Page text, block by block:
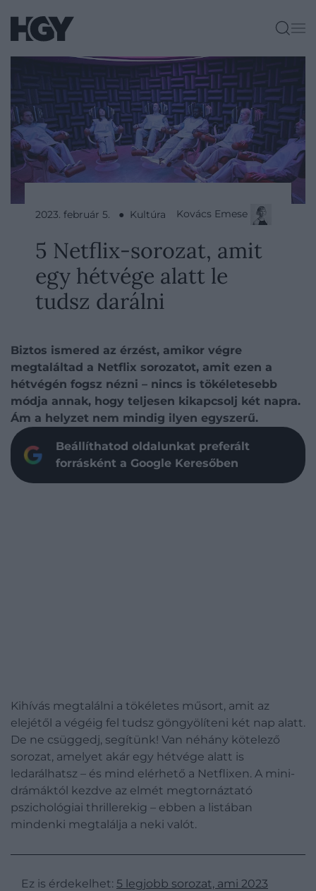
2023. február 5. ● Kultúra Kovács Emese
5 Netflix-sorozat, amit
egy hétvége alatt le
tudsz darálni
Biztos ismered az érzést, amikor végre
megtaláltad a Netflix sorozatot, amit ezen a
hétvégén fogsz nézni – nincs is tökéletesebb
módja annak, hogy teljesen kikapcsolj két napra.
Ám a helyzet nem mindig ilyen egyszerű.
Beállíthatod oldalunkat preferált
forrásként a Google Keresőben
Kihívás megtalálni a tökéletes műsort, amit az
elejétől a végéig fel tudsz göngyölíteni két nap alatt.
De ne csüggedj, segítünk! Van néhány kötelező
sorozat, amelyet akár egy hétvége alatt is
ledarálhatsz – és mind elérhető a Netflixen. A mini-
drámáktól kezdve az elmét megtornáztató
pszichológiai thrillerekig – ebben a listában
mindenki megtalálja a neki valót.
Ez is érdekelhet: 5 legjobb sorozat, ami 2023